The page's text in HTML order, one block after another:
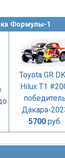
Формулы-1
Toyota GR
Hilux T1
Дакара-
5700руб.